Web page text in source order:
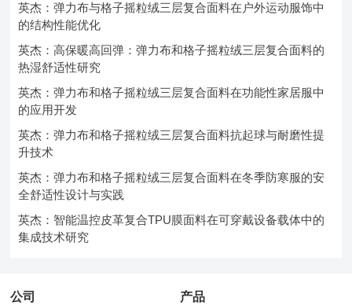
英杰：弹力布与格子摇粒绒三层复合面料在户外运动服饰中
的结构性能优化
英杰：高保暖高回弹：弹力布和格子摇粒绒三层复合面料的
热湿舒适性研究
英杰：弹力布和格子摇粒绒三层复合面料在功能性家居服中
的应用开发
英杰：弹力布和格子摇粒绒三层复合面料抗起球与耐磨性提
升技术
英杰：弹力布和格子摇粒绒三层复合面料在冬季防寒服的安
全舒适性设计与实践
英杰：智能温控皮革复合TPU膜面料在可穿戴设备载体中的
集成技术研究
公司 产品